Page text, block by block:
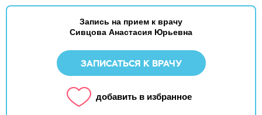
Запись на прием к врачу
Сивцова Анастасия Юрьевна
ЗАПИСАТЬСЯ К ВРАЧУ
добавить в избранное